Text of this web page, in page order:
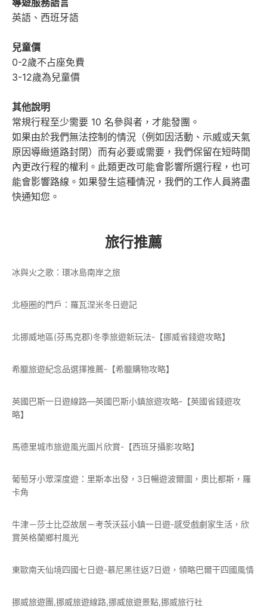
導遊服務語言
英語、西班牙語
兒童價
0-2歲不占座免費
3-12歲為兒童價
其他說明
常規行程至少需要 10 名參與者，才能發團。
如果由於我們無法控制的情況（例如因活動、示威或天氣
原因導緻道路封閉）而有必要或需要，我們保留在短時間
內更改行程的權利。此類更改可能會影響所選行程，也可
能會影響路線。如果發生這種情況，我們的工作人員將盡
快通知您。
旅行推薦
冰與火之歌：環冰島南岸之旅
北極圈的門戶：羅瓦涅米冬日遊記
北挪威地區(芬馬克郡)冬季旅遊新玩法-【挪威省錢遊攻略】
希臘旅遊紀念品選擇推薦-【希臘購物攻略】
英國巴斯一日遊線路—英國巴斯小鎮旅遊攻略-【英國省錢遊攻
略】
馬德里城市旅遊風光圖片欣賞-【西班牙攝影攻略】
葡萄牙小眾深度遊：里斯本出發，3日暢遊波爾圖，奧比都斯，羅
卡角
牛津－莎士比亞故居－考茨沃茲小鎮一日遊-感受戲劇家生活，欣
賞英格蘭鄉村風光
東歐南天仙境四國七日遊-慕尼黑往返7日遊，領略巴爾干四國風情
挪威旅遊團,挪威旅遊線路,挪威旅遊景點,挪威旅行社